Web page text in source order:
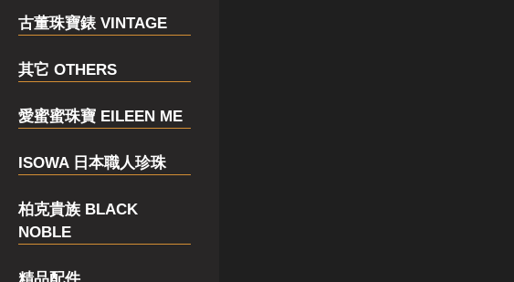
古董珠寶錶 VINTAGE
其它 OTHERS
愛蜜蜜珠寶 EILEEN ME
ISOWA 日本職人珍珠
柏克貴族 BLACK
NOBLE
精品配件